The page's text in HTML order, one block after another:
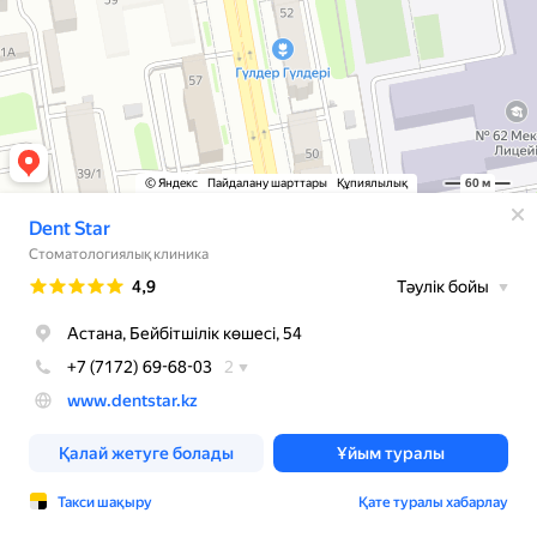
© Яндекс Пайдалану шарттары Құпиялылық 60 м
Dent Star
Стоматологиялық клиника
Рейтинг
4,9 Тәулік бойы
Астана, Бейбітшілік көшесі, 54
+7 (7172) 69-68-03
2
www.dentstar.kz
Қалай жетуге болады Ұйым туралы
Такси шақыру Қате туралы хабарлау